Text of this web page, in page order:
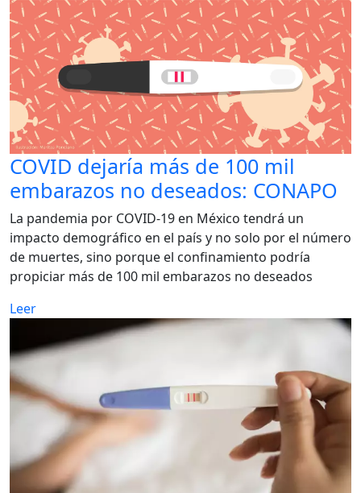
COVID dejaría más de 100 mil
embarazos no deseados: CONAPO
La pandemia por COVID-19 en México tendrá un
impacto demográfico en el país y no solo por el número
de muertes, sino porque el confinamiento podría
propiciar más de 100 mil embarazos no deseados
Leer